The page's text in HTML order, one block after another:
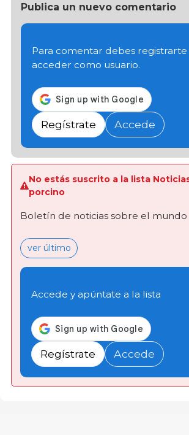
Publica un nuevo comentario
Para comentar debes registrarte
acceder como usuario.
Regístrate Accede
No estás suscrito a la lista
porcino
Boletín de noticias sobre el
ver último
Accede y apúntate a la lista
Regístrate Accede